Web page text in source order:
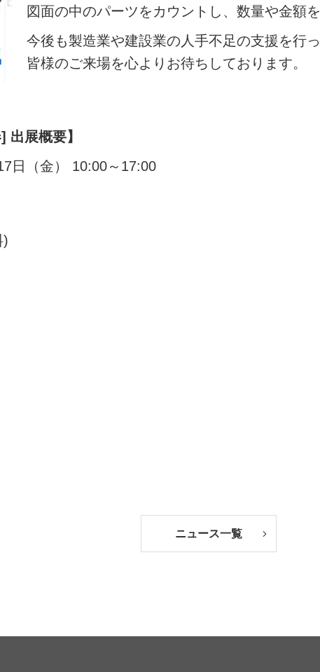
図面の中のパーツをカウントし、数量や金額
今後も製造業や建設業の人手不足の支援を行っ
皆様のご来場を心よりお待ちしております。
出展概要】
日（金） 10:00～17:00
)
ニュース一覧